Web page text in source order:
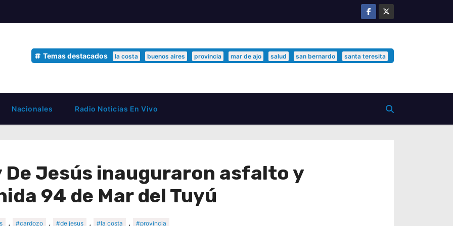
Temas destacados la costa buenos aires provincia mar de ajo salud san bernardo santa teresita
Nacionales Radio Noticias En Vivo
De Jesús inauguraron asfalto y
94 de Mar del Tuyú
, #cardozo , #de jesus , #la costa , #provincia